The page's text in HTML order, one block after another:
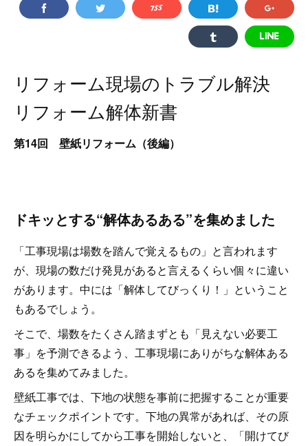
リフォーム現場のトラブル解決
リフォーム解体新書
第14回 壁紙リフォーム（後編）
ドキッとする“解体あるある”を集めました
「工事現場は場数を踏んで覚えるもの」と言われます
が、現場の数だけ発見があると言えるくらい個々に違い
があります。中には「解体してびっくり！」ということ
もあるでしょう。
そこで、場数をたくさん踏まずとも「見えない必要工
事」を予測できるよう、工事現場にありがちな解体ある
あるを集めてみました。
壁紙工事では、下地の状態を事前に把握することが重要
なチェックポイントです。下地の異常があれば、その原
因を明らかにしてから工事を開始しないと、「開けてび